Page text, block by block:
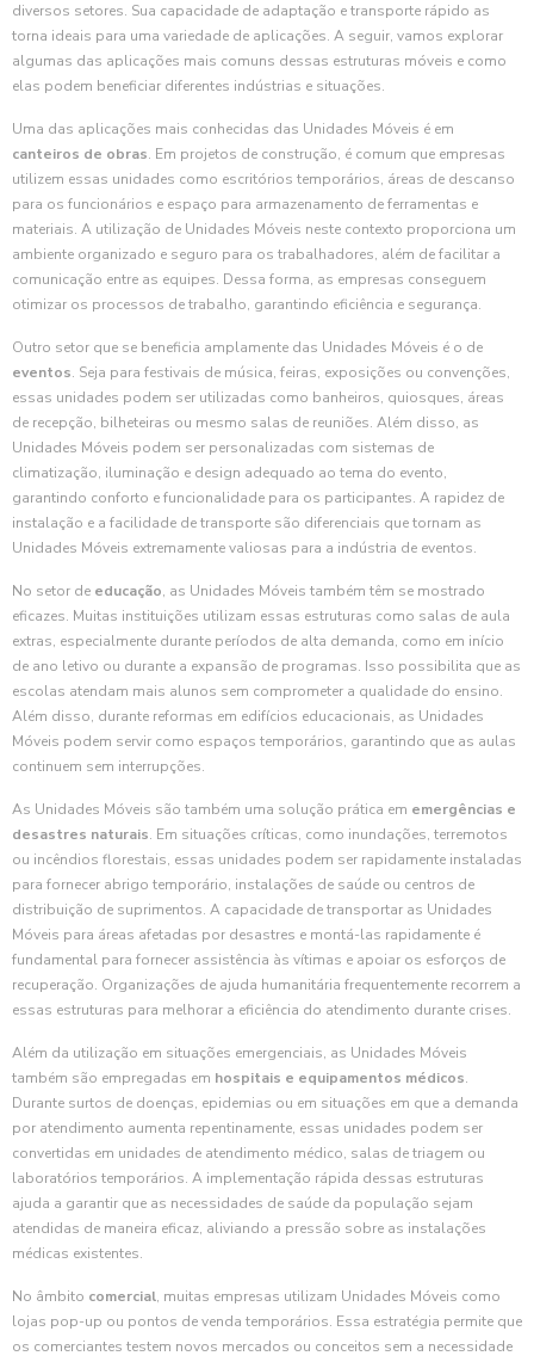
diversos setores. Sua capacidade de adaptação e transporte rápido as
torna ideais para uma variedade de aplicações. A seguir, vamos explorar
algumas das aplicações mais comuns dessas estruturas móveis e como
elas podem beneficiar diferentes indústrias e situações.
Uma das aplicações mais conhecidas das Unidades Móveis é em
canteiros de obras. Em projetos de construção, é comum que empresas
utilizem essas unidades como escritórios temporários, áreas de descanso
para os funcionários e espaço para armazenamento de ferramentas e
materiais. A utilização de Unidades Móveis neste contexto proporciona um
ambiente organizado e seguro para os trabalhadores, além de facilitar a
comunicação entre as equipes. Dessa forma, as empresas conseguem
otimizar os processos de trabalho, garantindo eficiência e segurança.
Outro setor que se beneficia amplamente das Unidades Móveis é o de
eventos. Seja para festivais de música, feiras, exposições ou convenções,
essas unidades podem ser utilizadas como banheiros, quiosques, áreas
de recepção, bilheteiras ou mesmo salas de reuniões. Além disso, as
Unidades Móveis podem ser personalizadas com sistemas de
climatização, iluminação e design adequado ao tema do evento,
garantindo conforto e funcionalidade para os participantes. A rapidez de
instalação e a facilidade de transporte são diferenciais que tornam as
Unidades Móveis extremamente valiosas para a indústria de eventos.
No setor de educação, as Unidades Móveis também têm se mostrado
eficazes. Muitas instituições utilizam essas estruturas como salas de aula
extras, especialmente durante períodos de alta demanda, como em início
de ano letivo ou durante a expansão de programas. Isso possibilita que as
escolas atendam mais alunos sem comprometer a qualidade do ensino.
Além disso, durante reformas em edifícios educacionais, as Unidades
Móveis podem servir como espaços temporários, garantindo que as aulas
continuem sem interrupções.
As Unidades Móveis são também uma solução prática em emergências e
desastres naturais. Em situações críticas, como inundações, terremotos
ou incêndios florestais, essas unidades podem ser rapidamente instaladas
para fornecer abrigo temporário, instalações de saúde ou centros de
distribuição de suprimentos. A capacidade de transportar as Unidades
Móveis para áreas afetadas por desastres e montá-las rapidamente é
fundamental para fornecer assistência às vítimas e apoiar os esforços de
recuperação. Organizações de ajuda humanitária frequentemente recorrem a
essas estruturas para melhorar a eficiência do atendimento durante crises.
Além da utilização em situações emergenciais, as Unidades Móveis
também são empregadas em hospitais e equipamentos médicos.
Durante surtos de doenças, epidemias ou em situações em que a demanda
por atendimento aumenta repentinamente, essas unidades podem ser
convertidas em unidades de atendimento médico, salas de triagem ou
laboratórios temporários. A implementação rápida dessas estruturas
ajuda a garantir que as necessidades de saúde da população sejam
atendidas de maneira eficaz, aliviando a pressão sobre as instalações
médicas existentes.
No âmbito comercial, muitas empresas utilizam Unidades Móveis como
lojas pop-up ou pontos de venda temporários. Essa estratégia permite que
os comerciantes testem novos mercados ou conceitos sem a necessidade